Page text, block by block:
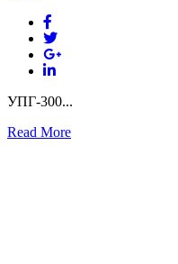
УПГ-300...
Read More